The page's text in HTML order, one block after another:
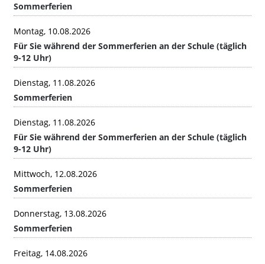
Sommerferien
Montag, 10.08.2026
Für Sie während der Sommerferien an der Schule (täglich
9-12 Uhr)
Dienstag, 11.08.2026
Sommerferien
Dienstag, 11.08.2026
Für Sie während der Sommerferien an der Schule (täglich
9-12 Uhr)
Mittwoch, 12.08.2026
Sommerferien
Donnerstag, 13.08.2026
Sommerferien
Freitag, 14.08.2026